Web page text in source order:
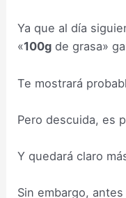
Ya que al día
«100g de grasa»
Te mostrará
Pero descuida, es
Y quedará claro
Sin embargo,